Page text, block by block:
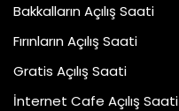
Bakkalların Açılış Saati
Fırınların Açılış Saati
Gratis Açılış Saati
İnternet Cafe Açılış Saati